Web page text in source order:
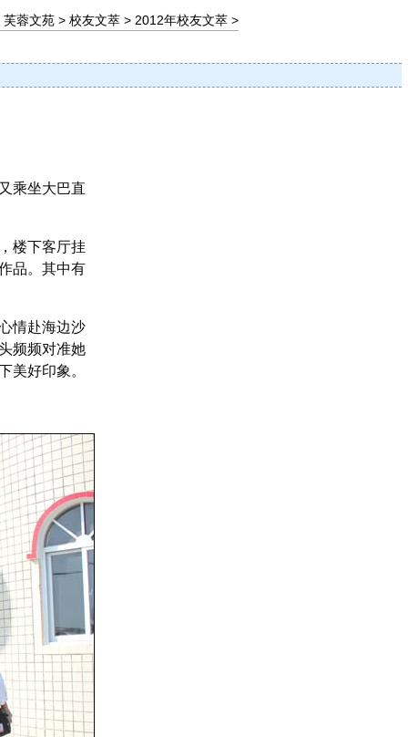
芙蓉文苑 >校友文萃 > 2012年校友文萃 >
乘坐大巴直
楼下客厅挂
品。其中有
情赴海边沙
频频对准她
美好印象。